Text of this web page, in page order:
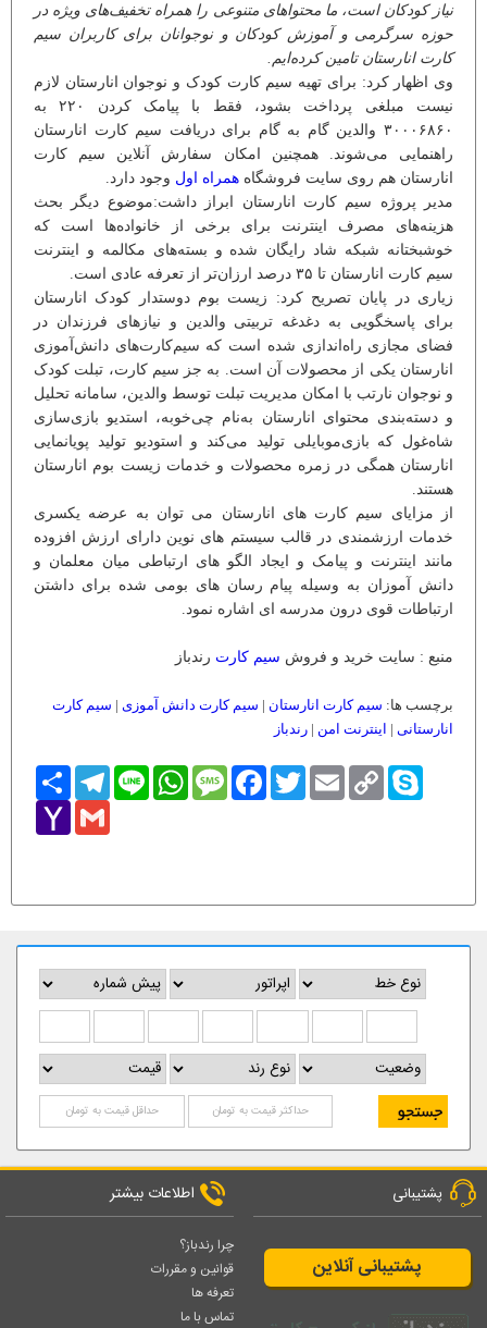
نیاز کودکان است، ما محتواهای متنوعی را همراه تخفیف‌های ویژه در
حوزه سرگرمی و آموزش کودکان و نوجوانان برای کاربران سیم
کارت انارستان تامین کرده‌ایم.
وی اظهار کرد: برای تهیه سیم کارت کودک و نوجوان انارستان لازم
نیست مبلغی پرداخت بشود، فقط با پیامک کردن ۲۲۰ به
۳۰۰۰۶۸۶۰ والدین گام به گام برای دریافت سیم کارت انارستان
راهنمایی می‌شوند. همچنین امکان سفارش آنلاین سیم کارت‌
انارستان هم روی سایت فروشگاه همراه اول وجود دارد.
مدیر پروژه سیم کارت انارستان ابراز داشت:موضوع دیگر بحث
هزینه‌های مصرف اینترنت برای برخی از خانواده‌ها است که
خوشبختانه شبکه شاد رایگان شده و بسته‌های مکالمه و اینترنت
سیم کارت انارستان تا ۳۵ درصد ارزان‌تر از تعرفه عادی است.
زیاری در پایان تصریح کرد: زیست بوم دوستدار کودک انارستان
برای پاسخگویی به دغدغه تربیتی والدین و نیازهای فرزندان در
فضای مجازی راه‌اندازی شده است که سیم‌کارت‌های دانش‌آموزی
انارستان یکی از محصولات آن است. به جز سیم کارت، تبلت کودک
و نوجوان نارتب با امکان مدیریت تبلت توسط والدین، سامانه تحلیل
و دسته‌بندی محتوای انارستان به‌نام چی‌خوبه، استدیو بازی‌سازی
شاه‌غول که بازی‌موبایلی تولید می‌کند و استودیو تولید پویانمایی
انارستان همگی در زمره محصولات و خدمات زیست بوم انارستان
هستند.
از مزایای سیم کارت های انارستان می توان به عرضه یکسری
خدمات ارزشمندی در قالب سیستم های نوین دارای ارزش افزوده
مانند اینترنت و پیامک و ایجاد الگو های ارتباطی میان معلمان و
دانش آموزان به وسیله پیام رسان های بومی شده برای داشتن
ارتباطات قوی درون مدرسه ای اشاره نمود.
منبع : سایت خرید و فروش سیم کارت رندباز
برچسب ها: سیم کارت انارستان | سیم کارت دانش آموزی | سیم کارت
انارستانی | اینترنت امن | رندباز
اشتراکTelegram Line
WhatsAppMessageFacebookTwitter Email
Copy
Link
Skype
Yahoo
Mail
Gmail
پشتیبانی
پشتیبانی آنلاین
اطلاعات بیشتر
چرا رندباز؟
قوانین و مقررات
تعرفه ها
تماس با ما